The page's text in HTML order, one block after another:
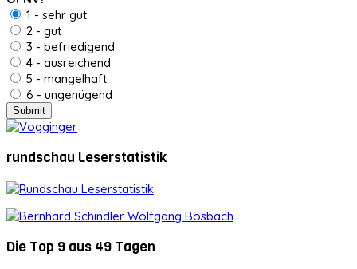
1 - sehr gut
2 - gut
3 - befriedigend
4 - ausreichend
5 - mangelhaft
6 - ungenügend
rundschau Leserstatistik
Die Top 9 aus 49 Tagen